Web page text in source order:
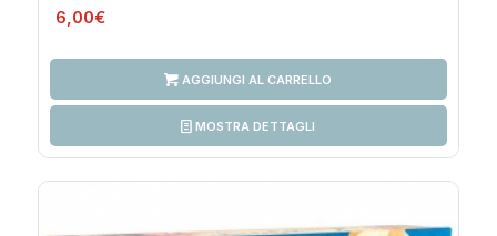
6,00€
AGGIUNGI AL CARRELLO
MOSTRA DETTAGLI